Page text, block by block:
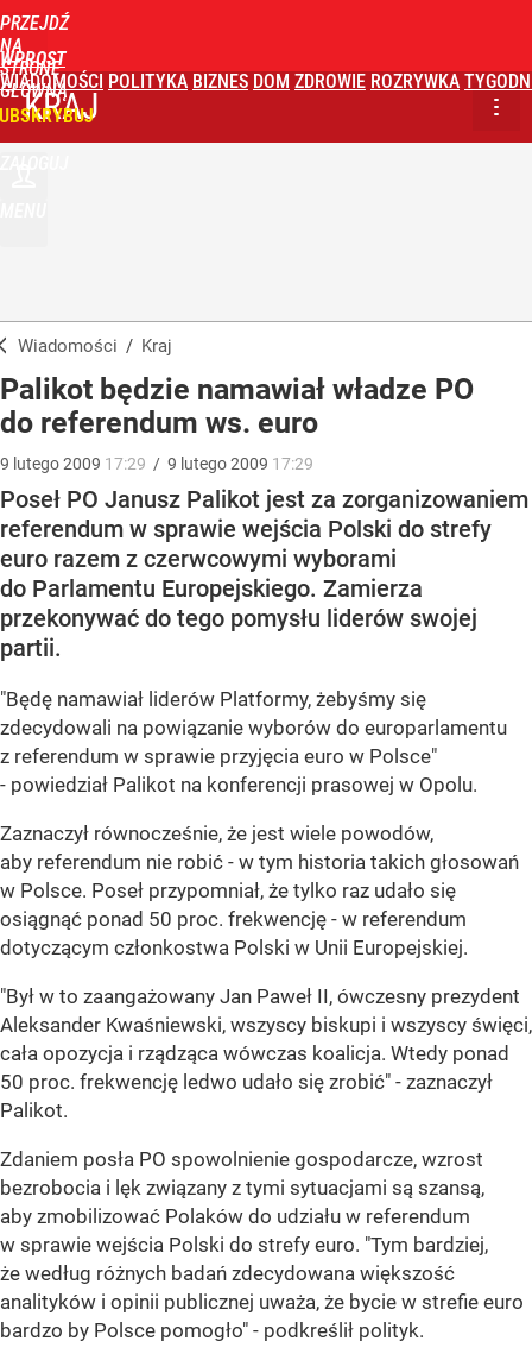
PRZEJDŹ
NA
STRONĘ
GŁÓWNĄ
WPROST
WIADOMOŚCI POLITYKA BIZNES DOM ZDROWIE ROZRYWKA
KRAJ
Wiadomości / Kraj
Palikot będzie namawiał władze PO
do referendum ws. euro
9 lutego2009 17:29 / 9 lutego2009 17:29
Poseł PO Janusz Palikot jest za zorganizowaniem
referendum w sprawie wejścia Polski do strefy
euro razem z czerwcowymi wyborami
do Parlamentu Europejskiego. Zamierza
przekonywać do tego pomysłu liderów swojej
partii.
"Będę namawiał liderów Platformy, żebyśmy się
zdecydowali na powiązanie wyborów do europarlamentu
z referendum w sprawie przyjęcia euro w Polsce"
- powiedział Palikot na konferencji prasowej w Opolu.
Zaznaczył równocześnie, że jest wiele powodów,
aby referendum nie robić - w tym historia takich głosowań
w Polsce. Poseł przypomniał, że tylko raz udało się
osiągnąć ponad 50 proc. frekwencję - w referendum
dotyczącym członkostwa Polski w Unii Europejskiej.
"Był w to zaangażowany Jan Paweł II, ówczesny prezydent
Aleksander Kwaśniewski, wszyscy biskupi i wszyscy święci,
cała opozycja i rządząca wówczas koalicja. Wtedy ponad
50 proc. frekwencję ledwo udało się zrobić" - zaznaczył
Palikot.
Zdaniem posła PO spowolnienie gospodarcze, wzrost
bezrobocia i lęk związany z tymi sytuacjami są szansą,
aby zmobilizować Polaków do udziału w referendum
w sprawie wejścia Polski do strefy euro. "Tym bardziej,
że według różnych badań zdecydowana większość
analityków i opinii publicznej uważa, że bycie w strefie euro
bardzo by Polsce pomogło" - podkreślił polityk.